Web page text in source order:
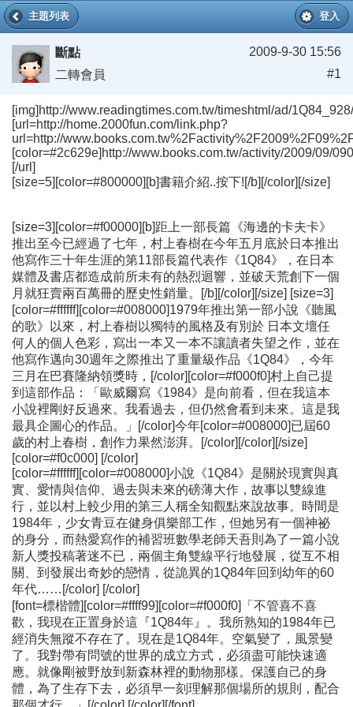
主題列表 登入
斷點
二轉會員
2009-9-30 15:56
#1
[img]http://www.readingtimes.com.tw/timeshtml/ad/
[url=http://home.2000fun.com/link.php?
url=http://
[color=#2c629e]http://www.books.com.tw/activity/2009/09/
[/url]
[size=5][color=#800000][b]書籍介紹..按下![/b][/color][/size]
[size=3][color=#f00000][b]距上一部長篇《海邊的卡夫卡》
推出至今已經過了七年，村上春樹在今年五月底於日本推出
他寫作三十年生涯的第11部長篇代表作《1Q84》，在日本
媒體及書店都造成前所未有的熱烈迴響，並破天荒創下一個
月就狂賣兩百萬冊的歷史性銷量。[/b][/color][/size] [size=3]
[color=#ffffff][color=#008000]1979年推出第一部小說《聽風
的歌》以來，村上春樹以獨特的風格及有別於 日本文壇任
何人的個人色彩，寫出一本又一本不讓讀者失望之作，並在
他寫作邁向30週年之際推出了重量級作品《1Q84》，今年
三月在巴賽隆納領獎時，[/color][color=#f000f0]村上自己提
到這部作品：「歐威爾寫《1984》是向前看，但在我這本
小說裡剛好反過來。我看過去，但仍然會看到未來。這是我
最具企圖心的作品。」[/color]今年[color=#008000]已屆60
歲的村上春樹，創作力果然澎湃。[/color][/color][/size]
[color=#f0c000] [/color]
[color=#ffffff][color=#008000]小說《1Q84》是關於現實與真
實、愛情與信仰、過去與未來的磅薄大作，故事以雙線進
行，並以村上較少用的第三人稱全知觀點來說故事。時間是
1984年，少女青豆在健身俱樂部工作，但她另有一個神祕
的身分，而熱愛寫作的補習班數學老師天吾則為了一篇小說
新人獎投稿著迷不已，兩個主角雙線平行地發展，從互不相
關、到發展出奇妙的戀情，從詭異的1Q84年回到幼年的60
年代……[/color] [/color]
[font=標楷體][color=#ffff99][color=#f000f0]「不管喜不喜
歡，我現在正置身於這『1Q84年』。我所熟知的1984年已
經消失無蹤不存在了。現在是1Q84年。空氣變了，風景變
了。我對帶有問號的世界的成立方式，必須盡可能快速適
應。就像剛被野放到新森林裡的動物那樣。保護自己的身
體，為了生存下去，必須早一刻理解那個場所的規則，配合